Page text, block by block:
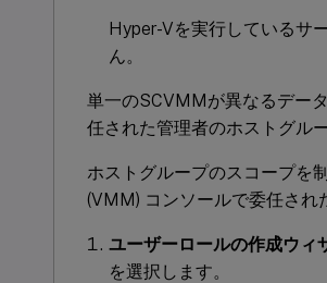
Hyper-Vを実行しているサ
ん。
単一のSCVMMが異なるデー
任された管理者のホストグル
ホストグループのスコープ
(VMM) コンソールで委任され
ユーザーロールの作成ウィ
を選択します。